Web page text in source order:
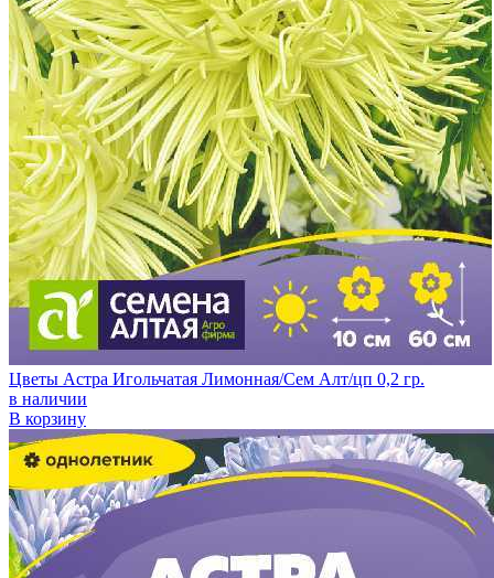
Цветы Астра Игольчатая Лимонная/Сем Алт/цп 0,2 гр.
в наличии
В корзину